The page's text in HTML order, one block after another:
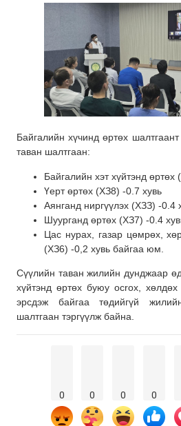
Байгалийн хүчинд өртөх
таван шалтгаан:
Байгалийн хэт хүйтэнд өртөх
Үерт өртөх (ХЗ8) -0.7 хувь
Аянганд ниргүүлэх (ХЗЗ) -0.4
Шуурганд өртөх (ХЗ7) -0.4
Цас нурах, газар цөмрөх,
(ХЗ6) -0,2 хувь байгаа юм.
Сүүлийн таван жилийн дунджаар
хүйтэнд өртөх буюу ocrox,
эрсдэж байгаа төдийгүй
шалтгаан тэргүүлж байна.
0 0 0 0